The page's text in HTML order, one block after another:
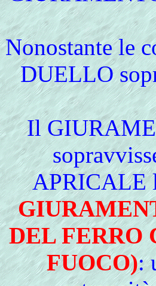
Nonostante le
DUELLO
Il
APRICALE
DEL FERRO
FUOCO):